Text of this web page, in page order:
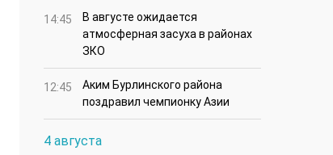
14:45
В августе ожидается
атмосферная засуха в районах
ЗКО
12:45
Аким Бурлинского района
поздравил чемпионку Азии
4 августа